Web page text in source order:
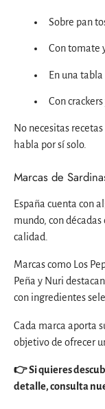
Sobre pan
Con tomate
En una
Con
No necesitas
habla por sí solo.
Marcas de
España cuenta con
mundo, con
calidad.
Marcas como Los
Peña y Nuri
con ingredientes
Cada marca aporta
objetivo de ofrecer
👉 Si quieres
detalle, consulta